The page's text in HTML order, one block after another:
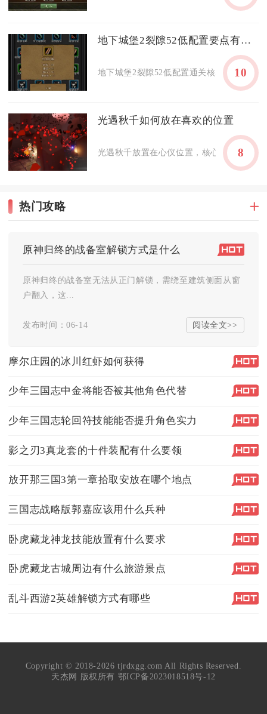
地下城堡2裂隙52低配置要点有哪些
地下城堡2裂隙52低配置通关核心在于阵容
10
光遇秋千如何放在喜欢的位置
光遇秋千放置在心仪位置，核心是先选平
8
热门攻略
原神归终的战备室解锁方式是什么
原神归终的战备室无法从正门解锁，需绕至建筑侧面从窗
户翻入，这...
发布时间：06-14 阅读全文>>
摩尔庄园的冰川红虾如何获得
少年三国志中金将能否被其他角色代替
少年三国志轮回符技能能否提升角色实力
影之刃3真龙套的十件装配有什么要领
放开那三国3第一章拾取安放在哪个地点
三国志战略版郭嘉应该用什么兵种
卧虎藏龙神龙技能放置有什么要求
卧虎藏龙古城周边有什么旅游景点
乱斗西游2英雄解锁方式有哪些
Copyright © 2018-2026 tjrdxgg.com All Rights Reserved.
天杰网 版权所有 鄂ICP备2023018518号-12